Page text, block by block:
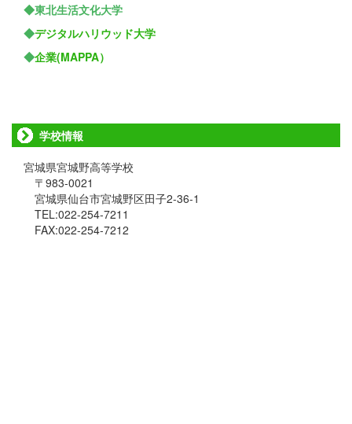
◆東北生活文化大学
◆デジタルハリウッド大学
◆企業(MAPPA）
学校情報
宮城県宮城野高等学校
〒983-0021
宮城県仙台市宮城野区田子2-36-1
TEL:022-254-7211
FAX:022-254-7212